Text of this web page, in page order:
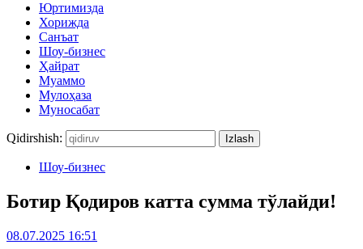
Юртимизда
Хорижда
Санъат
Шоу-бизнес
Ҳайрат
Муаммо
Мулоҳаза
Муносабат
Qidirshish:
Шоу-бизнес
Ботир Қодиров катта сумма тўлайди!
08.07.2025 16:51